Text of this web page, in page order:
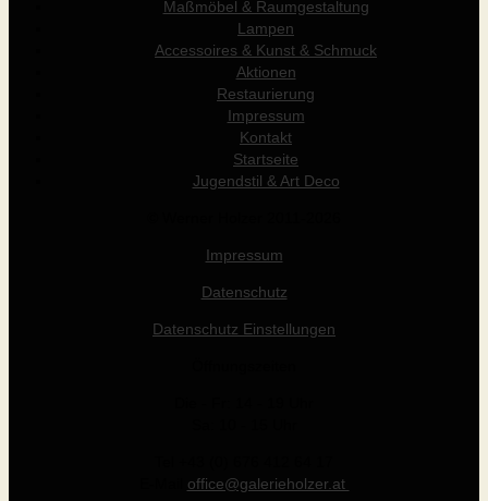
Maßmöbel & Raumgestaltung
Lampen
Accessoires & Kunst & Schmuck
Aktionen
Restaurierung
Impressum
Kontakt
Startseite
Jugendstil & Art Deco
Impressum
Datenschutz
Datenschutz Einstellungen
office@galerieholzer.at